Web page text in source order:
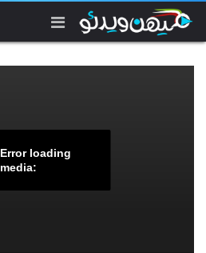
Error loading
media: